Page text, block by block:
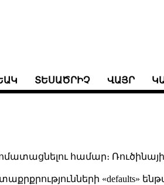
ՏԵՍԱԾՐԻՉ ՎԱՅՐ
համար։
«defaults»